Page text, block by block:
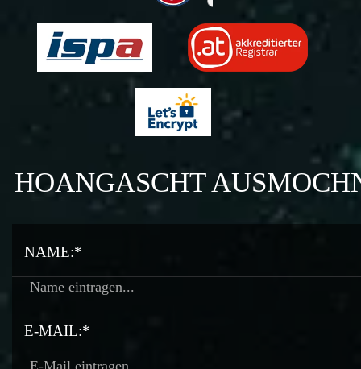
HOANGASCHT
NAME:*
E-MAIL:*